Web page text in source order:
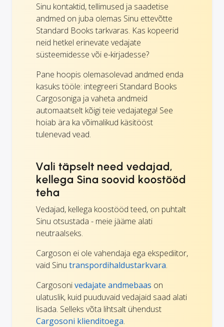
Sinu kontaktid, tellimused ja saadetise
andmed on juba olemas Sinu ettevõtte
Standard Books tarkvaras. Kas kopeerid
neid hetkel erinevate vedajate
süsteemidesse või e-kirjadesse?
Pane hoopis olemasolevad andmed enda
kasuks tööle: integreeri Standard Books
Cargosoniga ja vaheta andmeid
automaatselt kõigi teie vedajatega! See
hoiab ära ka võimalikud käsitööst
tulenevad vead.
Vali täpselt need vedajad,
kellega Sina soovid koostööd
teha
Vedajad, kellega koostööd teed, on puhtalt
Sinu otsustada - meie jääme alati
neutraalseks.
Cargoson ei ole vahendaja ega ekspediitor,
vaid Sinu transpordihaldustarkvara.
Cargosonivedajate andmebaas on
ulatuslik, kuid puuduvaid vedajaid saad alati
lisada. Selleks võta lihtsalt ühendust
Cargosoni klienditoega.